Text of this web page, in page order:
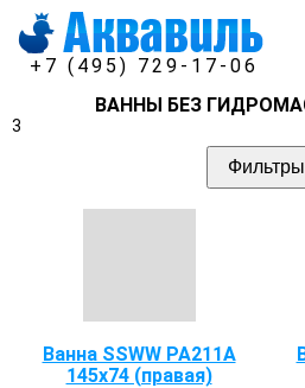
+7 (495) 729-17-06
ВАННЫ БЕЗ
3
Фильтры
Ванна SSWW PA211A
145х74 (правая)